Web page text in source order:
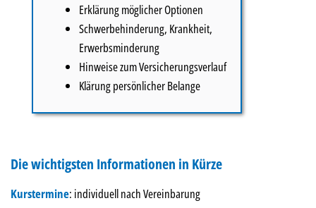
Erklärung möglicher Optionen
Schwerbehinderung, Krankheit,
Erwerbsminderung
Hinweise zum Versicherungsverlauf
Klärung persönlicher Belange
Die wichtigsten Informationen in Kürze
Kurstermine: individuell nach Vereinbarung